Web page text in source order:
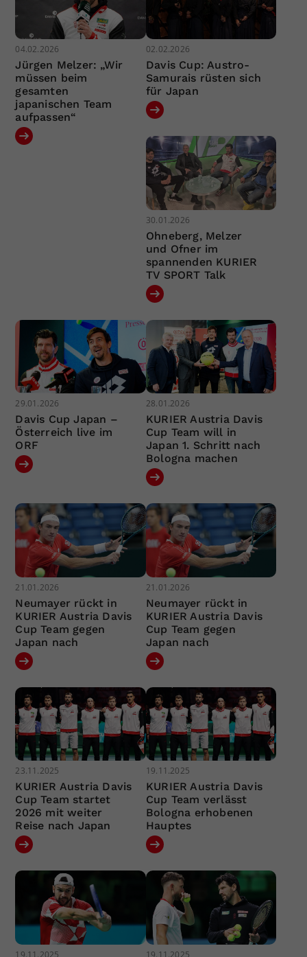
04.02.2026
Jürgen Melzer: „Wir
müssen beim
gesamten
japanischen Team
aufpassen“
02.02.2026
Davis Cup: Austro-
Samurais rüsten sich
für Japan
30.01.2026
Ohneberg, Melzer
und Ofner im
spannenden KURIER
TV SPORT Talk
29.01.2026
Davis Cup Japan –
Österreich live im
ORF
28.01.2026
KURIER Austria Davis
Cup Team will in
Japan 1. Schritt nach
Bologna machen
21.01.2026
Neumayer rückt in
KURIER Austria Davis
Cup Team gegen
Japan nach
21.01.2026
Neumayer rückt in
KURIER Austria Davis
Cup Team gegen
Japan nach
23.11.2025
KURIER Austria Davis
Cup Team startet
2026 mit weiter
Reise nach Japan
19.11.2025
KURIER Austria Davis
Cup Team verlässt
Bologna erhobenen
Hauptes
19.11.2025 19.11.2025